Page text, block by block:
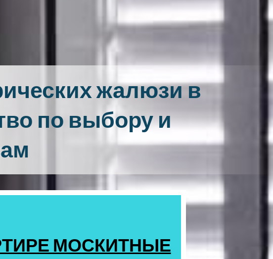
жалюзи в
по выбору и
МОСКИТНЫЕ